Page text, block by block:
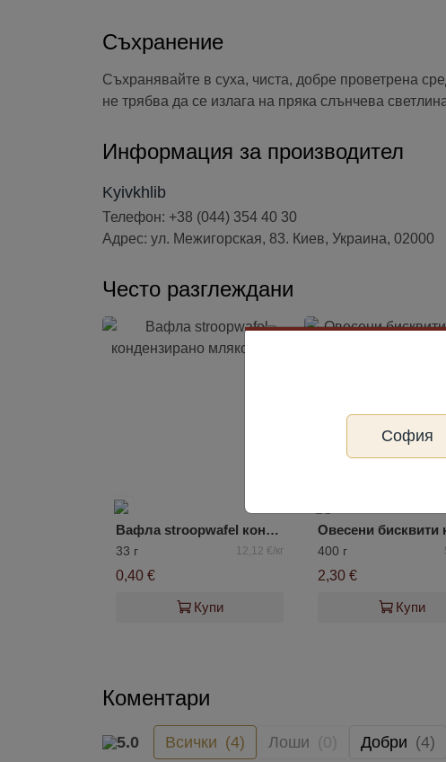
Съхранение
Съхранявайте в суха, чиста, добре проветрена
не трябва да се излага на пряка слънчева
Информация за производител
Kyivkhlib
Телефон: +38 (044) 354 40 30
Адрес: ул. Межигорская, 83. Киев, Украина, 02000
Често разглеждани
Вафла stroopwafel кондензирано мляко DEMI
33 г 12,12 €/кг
0,40 €
Купи
400 г
2,30 €
Купи
Коментари
5.0 Всички (4) Лоши (0) Добри (4)
София